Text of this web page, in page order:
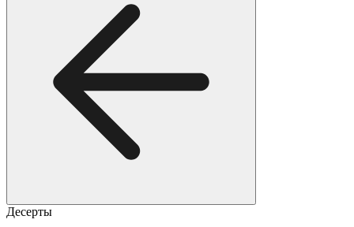
Десерты